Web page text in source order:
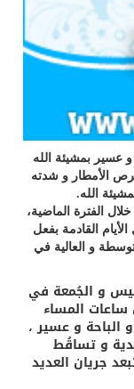
عسير بمشيئة الله
الأمطار و شدته
الفترة الماضية،
القادمة بفعل
و العالية في
و الجُمعة في
المساء
الباحة و عسير ،
و تساقُط
جريان العديد